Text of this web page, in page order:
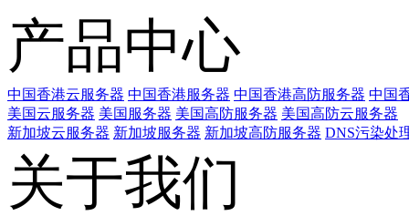
产品中心
中国香港云服务器 中国香港服务器 中国香港高防服务器 中国
美国云服务器 美国服务器 美国高防服务器 美国高防云服务器
新加坡云服务器 新加坡服务器 新加坡高防服务器 DNS污染处
关于我们